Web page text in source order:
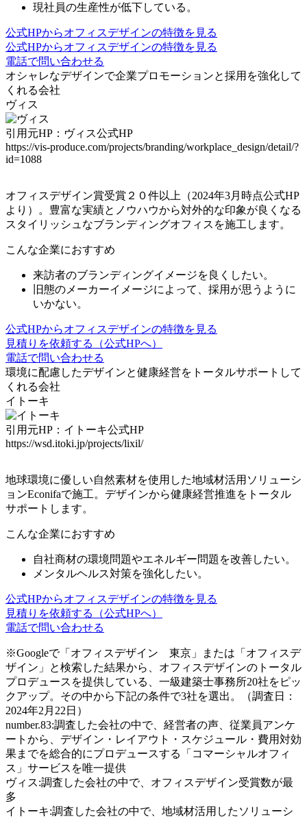
現社員の生産性が低下している。
公式HPからオフィスデザインの特徴を見る
公式HPからオフィスデザインの特徴を見る
電話で問い合わせる
オシャレなデザインで企業プロモーションと採用を強化して
くれる会社
ヴィス
引用元HP：ヴィス公式HP
https://vis-produce.com/projects/branding/workplace_design/detail/?
id=1088
オフィスデザイン賞受賞２０件以上（2024年3月時点公式HP
より）。豊富な実績とノウハウから対外的な印象が良くなる
スタイリッシュなブランディングオフィス を施工します。
こんな企業におすすめ
来訪者のブランディングイメージを良くしたい。
旧態のメーカーイメージによって、採用が思うように
いかない。
公式HPからオフィスデザインの特徴を見る
見積りを依頼する（公式HPへ）
電話で問い合わせる
環境に配慮したデザインと健康経営をトータルサポート して
くれる会社
イトーキ
引用元HP：イトーキ公式HP
https://wsd.itoki.jp/projects/lixil/
地球環境に優しい自然素材を使用した地域材活用ソリューシ
ョンEconifaで施工。デザインから健康経営推進をトータル
サポートします。
こんな企業におすすめ
自社商材の環境問題やエネルギー問題を改善したい。
メンタルヘルス対策を強化したい。
公式HPからオフィスデザインの特徴を見る
見積りを依頼する（公式HPへ）
電話で問い合わせる
※Googleで「オフィスデザイン 東京」または「オフィスデ
ザイン」と検索した結果から、オフィスデザインのトータル
プロデュースを提供している、一級建築士事務所20社をピッ
クアップ。その中から下記の条件で3社を選出。（調査日：
2024年2月22日）
number.83:調査した会社の中で、経営者の声、従業員アンケ
ートから、デザイン・レイアウト・スケジュール・費用対効
果までを総合的にプロデュースする「コマーシャルオフィ
ス」サービスを唯一提供
ヴィス:調査した会社の中で、オフィスデザイン受賞数が最
多
イトーキ:調査した会社の中で、地域材活用したソリューシ